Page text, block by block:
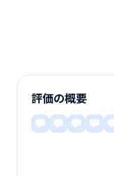
評価の概要